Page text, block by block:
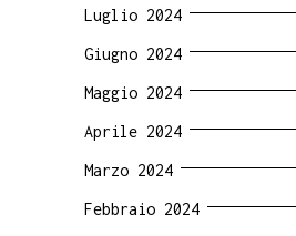
Luglio 2024
Giugno 2024
Maggio 2024
Aprile 2024
Marzo 2024
Febbraio 2024